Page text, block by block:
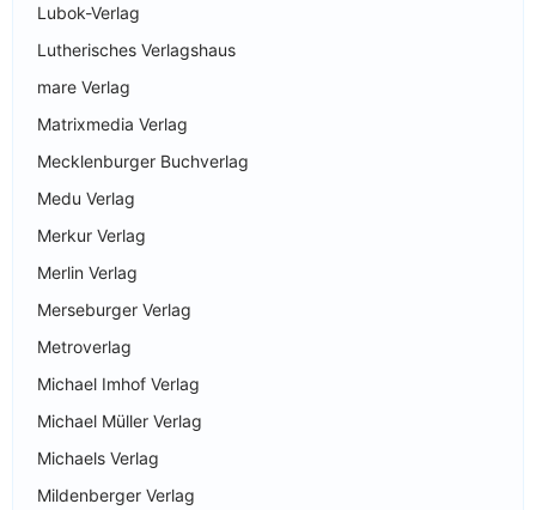
Lubok-Verlag
Lutherisches Verlagshaus
mare Verlag
Matrixmedia Verlag
Mecklenburger Buchverlag
Medu Verlag
Merkur Verlag
Merlin Verlag
Merseburger Verlag
Metroverlag
Michael Imhof Verlag
Michael Müller Verlag
Michaels Verlag
Mildenberger Verlag